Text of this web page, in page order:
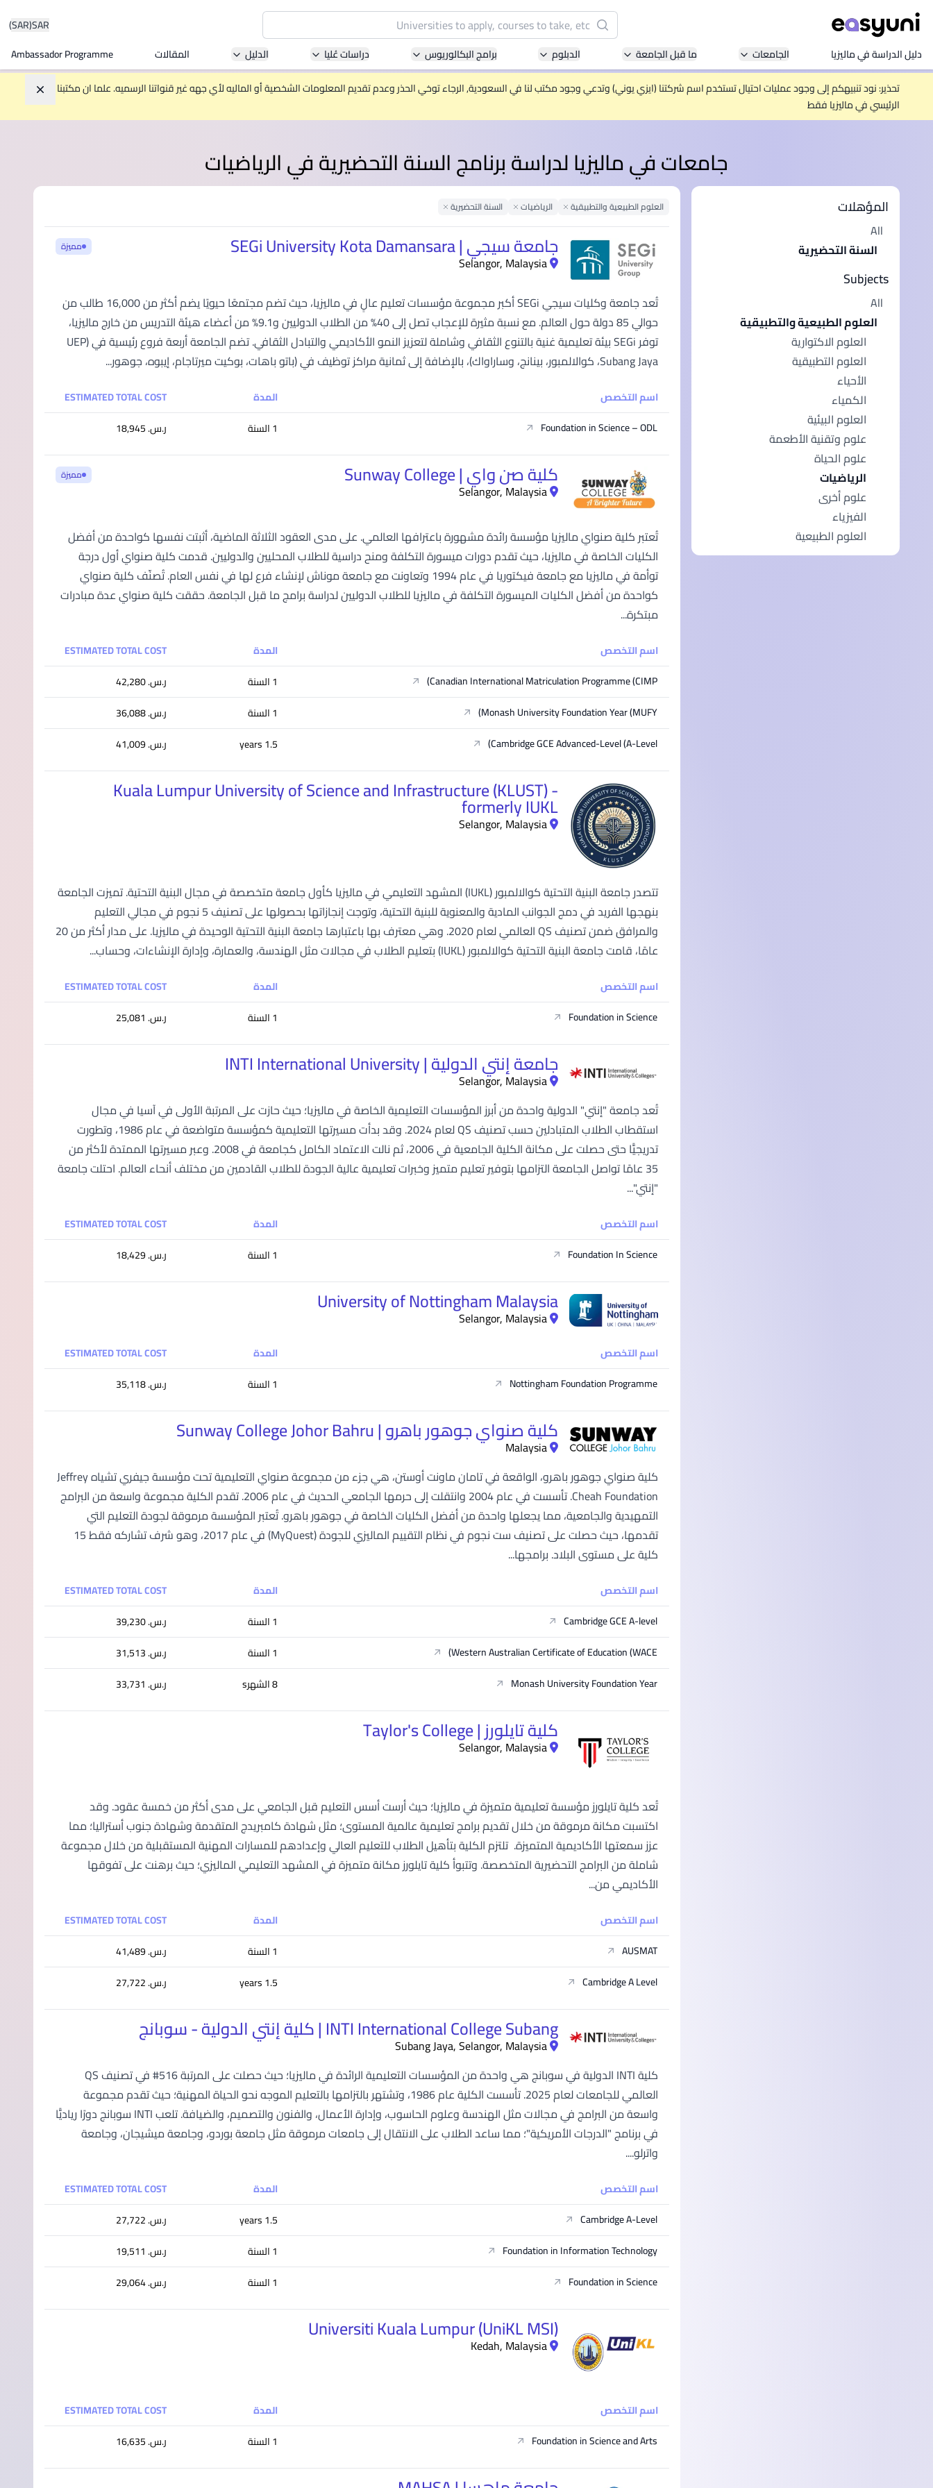
SAR
(SAR) البحث
Asia Pacific University of Technology and Innovation
(APU)
courses
International Medical University (IMU)
Malaysia's first and most established private medical and
healthcare university
Asia School of Business (ASB)
MBA by Central Bank of Malaysia in collaboration with the
Massachusetts Institute of Technology (MIT)
SEGi University Kota Damansara
دليل الدراسة في ماليزيا الجامعات ما قبل الجامعة الدبلوم برامج البكالوريوس دراسات عُليا الدليل المقالات
Ambassador Programme
تحذير: نود تنبيهكم إلى وجود عمليات احتيال تستخدم اسم شركتنا (ايزي يوني) وتدعي وجود مكتب لنا في السعودية, الرجاء توخي الحذر وعدم تقديم المعلومات الشخصية أو الماليه لأي جهه غير قنواتنا الرسميه. علما ان مكتبنا
الرئيسي في ماليزيا فقط
تجاهل
جامعات في ماليزيا لدراسة برنامج السنة التحضيرية في الرياضيات
المؤهلات
All
السنة التحضيرية
Subjects
All
العلوم الطبيعية والتطبيقية
العلوم الاكتوارية
العلوم التطبيقية
الأحياء
الكمياء
العلوم البيئية
علوم وتقنية الأطعمة
علوم الحياة
الرياضيات
علوم أخرى
الفيزياء
العلوم الطبيعية
العلوم الطبيعية والتطبيقيةRemove Filter
الرياضياتRemove Filter
السنة التحضيريةRemove Filter
جامعة سيجي | SEGi University Kota Damansara مميزة
Selangor, Malaysia
تُعد جامعة وكليات سيجي SEGi أكبر مجموعة مؤسسات تعليم عالٍ في ماليزيا، حيث تضم مجتمعًا حيويًا يضم أكثر من 16,000 طالب من
حوالي 85 دولة حول العالم. مع نسبة مثيرة للإعجاب تصل إلى 40% من الطلاب الدوليين و9.1% من أعضاء هيئة التدريس من خارج ماليزيا،
توفر SEGi بيئة تعليمية غنية بالتنوع الثقافي وشاملة لتعزيز النمو الأكاديمي والتبادل الثقافي. تضم الجامعة أربعة فروع رئيسية في (UEP
Subang Jaya، كوالالمبور، بينانج، وساراواك)، بالإضافة إلى ثمانية مراكز توظيف في (باتو باهات، بوكيت ميرتاجام، إيبوه، جوهور...
اسم التخصص المدة
ESTIMATED TOTAL COST
Foundation in Science – ODL
1 السنة ر.س.‏ 18,945
كلية صن واي | Sunway College مميزة
Selangor, Malaysia
تُعتبر كلية صنواي ماليزيا مؤسسة رائدة مشهورة باعترافها العالمي. على مدى العقود الثلاثة الماضية، أثبتت نفسها كواحدة من أفضل
الكليات الخاصة في ماليزيا، حيث تقدم دورات ميسورة التكلفة ومنح دراسية للطلاب المحليين والدوليين. قدمت كلية صنواي أول درجة
توأمة في ماليزيا مع جامعة فيكتوريا في عام 1994 وتعاونت مع جامعة موناش لإنشاء فرع لها في نفس العام. تُصنّف كلية صنواي
كواحدة من أفضل الكليات الميسورة التكلفة في ماليزيا للطلاب الدوليين لدراسة برامج ما قبل الجامعة. حققت كلية صنواي عدة مبادرات
مبتكرة...
اسم التخصص المدة
ESTIMATED TOTAL COST
Canadian International Matriculation Programme (CIMP)
1 السنة
ر.س.‏ 42,280
Monash University Foundation Year (MUFY)
1 السنة
ر.س.‏ 36,088
Cambridge GCE Advanced-Level (A-Level)
1.5 years ر.س.‏ 41,009
Kuala Lumpur University of Science and Infrastructure (KLUST) -
formerly IUKL
Selangor, Malaysia
تتصدر جامعة البنية التحتية كوالالمبور (IUKL) المشهد التعليمي في ماليزيا كأول جامعة متخصصة في مجال البنية التحتية. تميزت الجامعة
بنهجها الفريد في دمج الجوانب المادية والمعنوية للبنية التحتية، وتوجت إنجازاتها بحصولها على تصنيف 5 نجوم في مجالي التعليم
والمرافق ضمن تصنيف QS العالمي لعام 2020. وهي معترف بها باعتبارها جامعة البنية التحتية الوحيدة في ماليزيا. على مدار أكثر من 20
عامًا، قامت جامعة البنية التحتية كوالالمبور (IUKL) بتعليم الطلاب في مجالات مثل الهندسة، والعمارة، وإدارة الإنشاءات، وحساب...
اسم التخصص المدة
ESTIMATED TOTAL COST
Foundation in Science
1 السنة ر.س.‏ 25,081
جامعة إنتي الدولية | INTI International University
Selangor, Malaysia
تُعد جامعة "إنتي" الدولية واحدة من أبرز المؤسسات التعليمية الخاصة في ماليزيا؛ حيث حازت على المرتبة الأولى في آسيا في مجال
استقطاب الطلاب المتبادلين حسب تصنيف QS لعام 2024. وقد بدأت مسيرتها التعليمية كمؤسسة متواضعة في عام 1986، وتطورت
تدريجيًّا حتى حصلت على مكانة الكلية الجامعية في 2006، ثم نالت الاعتماد الكامل كجامعة في 2008. وعبر مسيرتها الممتدة لأكثر من
35 عامًا تواصل الجامعة التزامها بتوفير تعليم متميز وخبرات تعليمية عالية الجودة للطلاب القادمين من مختلف أنحاء العالم. احتلت جامعة
"إنتي"...
اسم التخصص المدة
ESTIMATED TOTAL COST
Foundation In Science
1 السنة ر.س.‏ 18,429
University of Nottingham Malaysia
Selangor, Malaysia
اسم التخصص المدة
ESTIMATED TOTAL COST
Nottingham Foundation Programme
1 السنة ر.س.‏ 35,118
كلية صنواي جوهور باهرو | Sunway College Johor Bahru
Malaysia
كلية صنواي جوهور باهرو، الواقعة في تامان ماونت أوستن، هي جزء من مجموعة صنواي التعليمية تحت مؤسسة جيفري تشياه Jeffrey
Cheah Foundation. تأسست في عام 2004 وانتقلت إلى حرمها الجامعي الحديث في عام 2006. تقدم الكلية مجموعة واسعة من البرامج
التمهيدية والجامعية، مما يجعلها واحدة من أفضل الكليات الخاصة في جوهور باهرو. تُعتبر المؤسسة مرموقة لجودة التعليم التي
تقدمها، حيث حصلت على تصنيف ست نجوم في نظام التقييم الماليزي للجودة (MyQuest) في عام 2017، وهو شرف تشاركه فقط 15
كلية على مستوى البلاد. برامجها...
اسم التخصص المدة
ESTIMATED TOTAL COST
Cambridge GCE A-level
1 السنة
ر.س.‏ 39,230
Western Australian Certificate of Education (WACE)
1 السنة
ر.س.‏ 31,513
Monash University Foundation Year
8 الشهرs ر.س.‏ 33,731
كلية تايلورز | Taylor's College
Selangor, Malaysia
تُعد كلية تايلورز مؤسسة تعليمية متميزة في ماليزيا؛ حيث أرست أسس التعليم قبل الجامعي على مدى أكثر من خمسة عقود. وقد
اكتسبت مكانة مرموقة من خلال تقديم برامج تعليمية عالمية المستوى؛ مثل شهادة كامبريدج المتقدمة وشهادة جنوب أستراليا؛ مما
عزز سمعتها الأكاديمية المتميزة. تلتزم الكلية بتأهيل الطلاب للتعليم العالي وإعدادهم للمسارات المهنية المستقبلية من خلال مجموعة
شاملة من البرامج التحضيرية المتخصصة. وتتبوأ كلية تايلورز مكانة متميزة في المشهد التعليمي الماليزي؛ حيث برهنت على تفوقها
الأكاديمي من...
اسم التخصص المدة
ESTIMATED TOTAL COST
AUSMAT
1 السنة
ر.س.‏ 41,489
Cambridge A Level
1.5 years ر.س.‏ 27,722
INTI International College Subang | كلية إنتي الدولية - سوبانج
Subang Jaya, Selangor, Malaysia
كلية INTI الدولية في سوبانج هي واحدة من المؤسسات التعليمية الرائدة في ماليزيا؛ حيث حصلت على المرتبة 516# في تصنيف QS
العالمي للجامعات لعام 2025. تأسست الكلية عام 1986، وتشتهر بالتزامها بالتعليم الموجه نحو الحياة المهنية؛ حيث تقدم مجموعة
واسعة من البرامج في مجالات مثل الهندسة وعلوم الحاسوب، وإدارة الأعمال، والفنون والتصميم، والضيافة. تلعب INTI سوبانج دورًا رياديًّا
في برنامج "الدرجات الأمريكية"؛ مما ساعد الطلاب على الانتقال إلى جامعات مرموقة مثل جامعة بوردو، وجامعة ميشيجان، وجامعة
واترلو....
اسم التخصص المدة
ESTIMATED TOTAL COST
Cambridge A-Level
1.5 years
ر.س.‏ 27,722
Foundation in Information Technology
1 السنة
ر.س.‏ 19,511
Foundation in Science
1 السنة ر.س.‏ 29,064
Universiti Kuala Lumpur (UniKL MSI)
Kedah, Malaysia
اسم التخصص المدة
ESTIMATED TOTAL COST
Foundation in Science and Arts
1 السنة ر.س.‏ 16,635